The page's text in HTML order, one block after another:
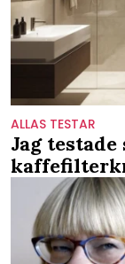
ALLAS TESTAR
Jag